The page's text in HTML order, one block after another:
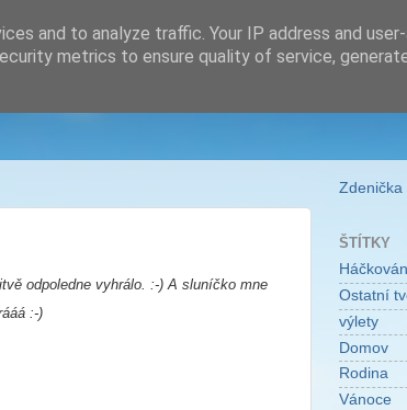
odpoledne vyhrálo. :-) A sluníčko mne
:-)
Zdenička
ŠTÍTKY
Ostatní
výlety
Domov
Rodina
Vánoce
and to analyze traffic. Your IP address and
metrics to ensure quality of service,